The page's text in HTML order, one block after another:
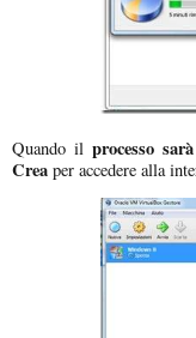
Quando il processo
Crea per accedere alla